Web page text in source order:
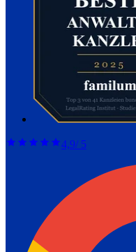
4,9/ 5